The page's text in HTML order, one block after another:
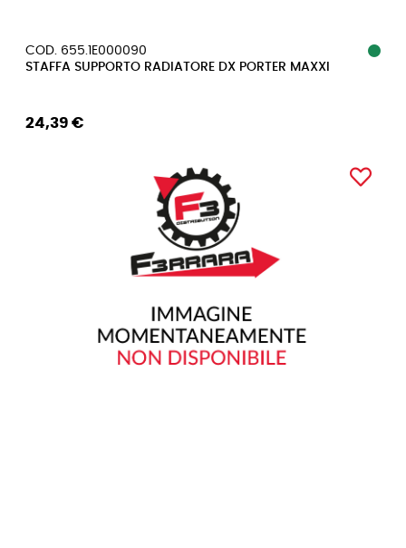
COD. 655.1E000090
STAFFA SUPPORTO RADIATORE DX PORTER MAXXI
24,39 €